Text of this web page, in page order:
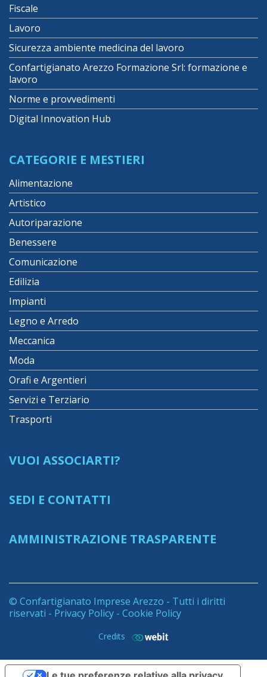
Fiscale
Lavoro
Sicurezza ambiente medicina del lavoro
Confartigianato Arezzo Formazione Srl: formazione e
lavoro
Norme e provvedimenti
Digital Innovation Hub
CATEGORIE E MESTIERI
Alimentazione
Artistico
Autoriparazione
Benessere
Comunicazione
Edilizia
Impianti
Legno e Arredo
Meccanica
Moda
Orafi e Argentieri
Servizi e Terziario
Trasporti
VUOI ASSOCIARTI?
SEDI E CONTATTI
AMMINISTRAZIONE TRASPARENTE
© Confartigianato Imprese Arezzo - Tutti i diritti
riservati - Privacy Policy - Cookie Policy
Credits